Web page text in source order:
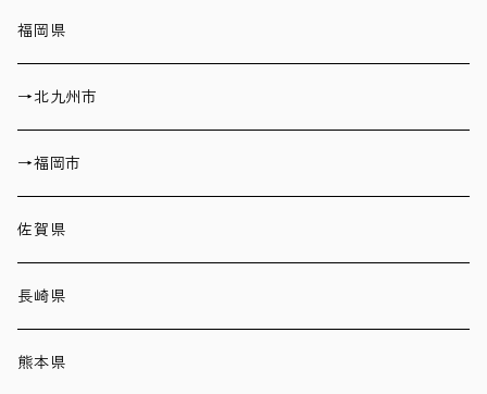
福岡県
→北九州市
→福岡市
佐賀県
長崎県
熊本県